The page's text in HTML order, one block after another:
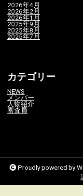
2026年4月
2026年2月
2026年1月
2025年9月
2025年8月
2025年7月
カテゴリー
NEWS
メンバー
人物紹介
審査員
Proudly powered by